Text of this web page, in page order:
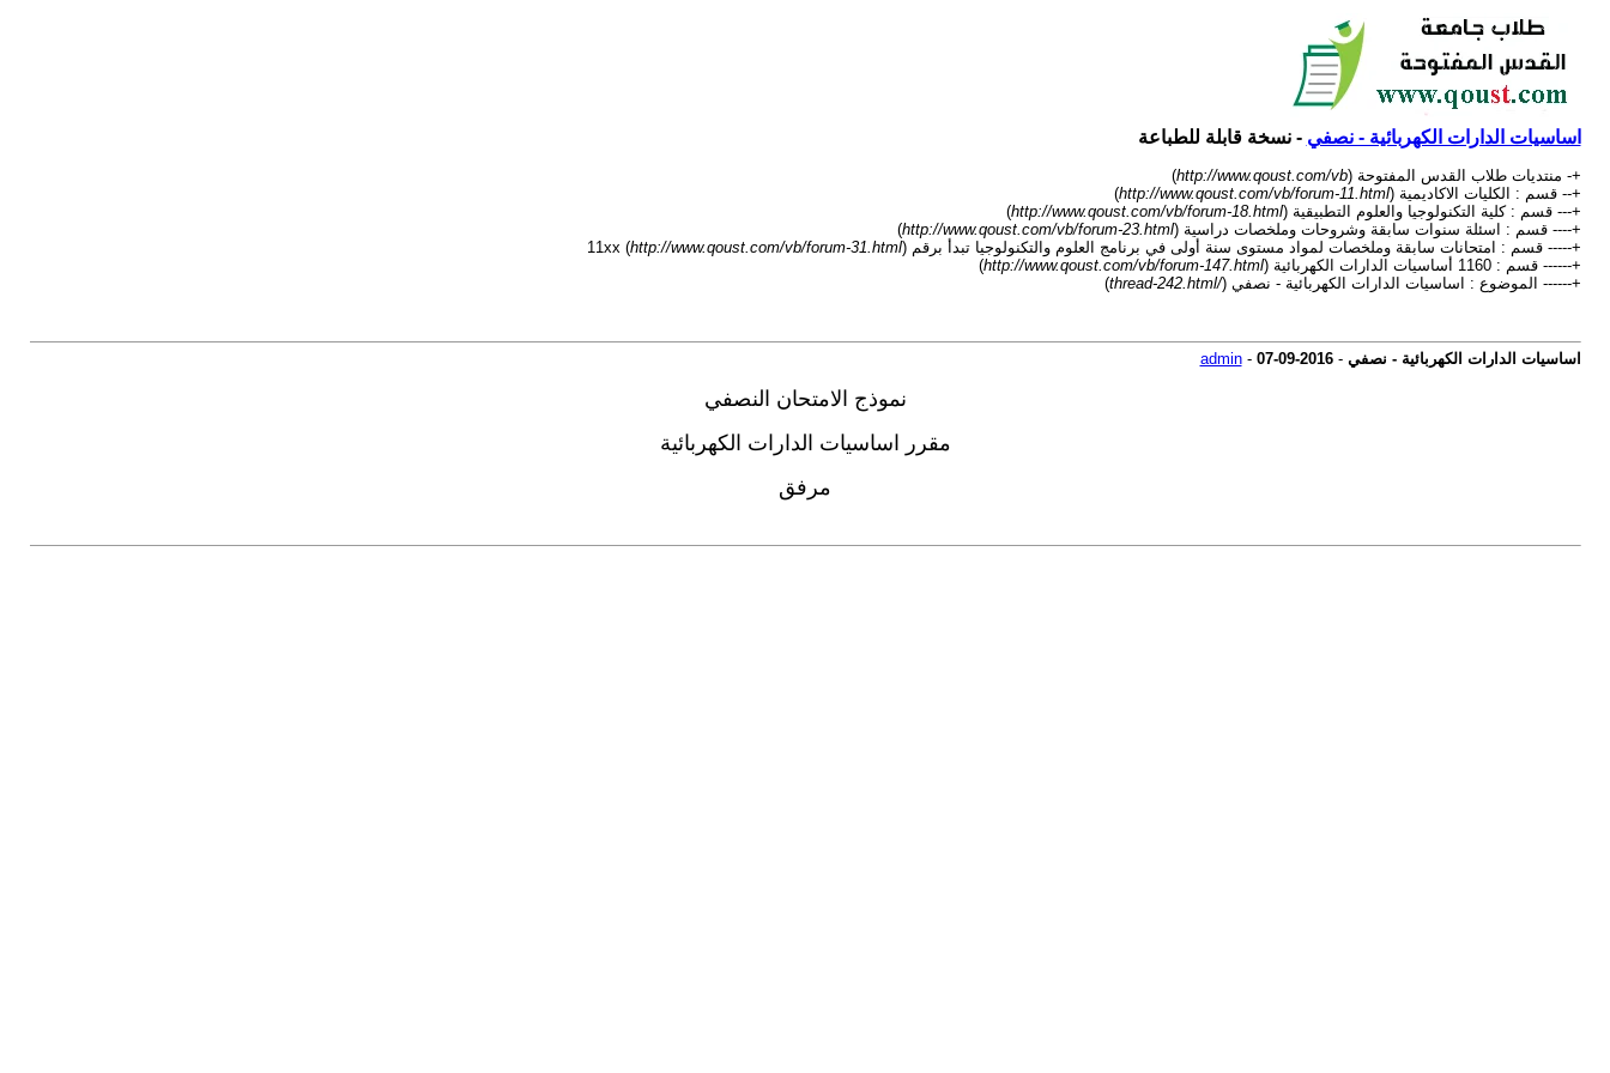
اساسيات الدارات الكهربائية - نصفي - نسخة قابلة للطباعة
+- منتديات طلاب القدس المفتوحة (http://www.qoust.com/vb
)
+-- قسم : الكليات الاكاديمية (http://www.qoust.com/vb/forum-11.html
)
+--- قسم : كلية التكنولوجيا والعلوم التطبيقية (http://www.qoust.com/vb/forum-18.html
)
+---- قسم : اسئلة سنوات سابقة وشروحات وملخصات دراسية (http://www.qoust.com/vb/forum-23.html
)
+----- قسم : امتحانات سابقة وملخصات لمواد مستوى سنة أولى في برنامج العلوم والتكنولوجيا تبدأ برقم 11xx ( http://www.qoust.com/vb/forum-31.html)
+------ قسم : 1160 أساسيات الدارات الكهربائية (
http://www.qoust.com/vb/forum-147.html
)
+------ الموضوع : اساسيات الدارات الكهربائية - نصفي (/thread-242.html
)
اساسيات الدارات الكهربائية - نصفي -
admin- 07-09-2016
نموذج الامتحان النصفي
مقرر اساسيات الدارات الكهربائية
مرفق